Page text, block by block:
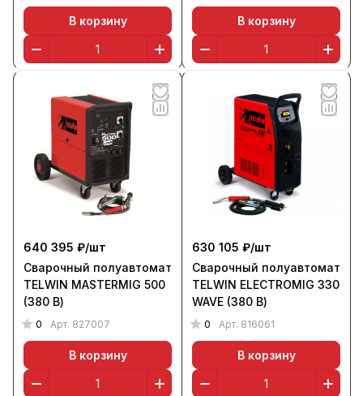
В корзину В корзину
640 395 ₽/шт
Сварочный полуавтомат
TELWIN MASTERMIG 500
(380 В)
0 Арт. 827007
В корзину
630 105 ₽/шт
Сварочный полуавтомат
TELWIN ELECTROMIG 330
WAVE (380 В)
0 Арт. 816061
В корзину